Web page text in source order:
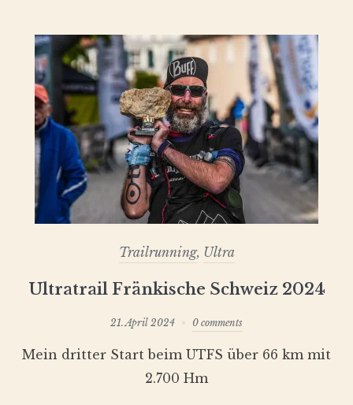
Trailrunning, Ultra
Ultratrail Fränkische Schweiz 2024
21. April 2024 0 comments
Mein dritter Start beim UTFS über 66 km mit
2.700 Hm